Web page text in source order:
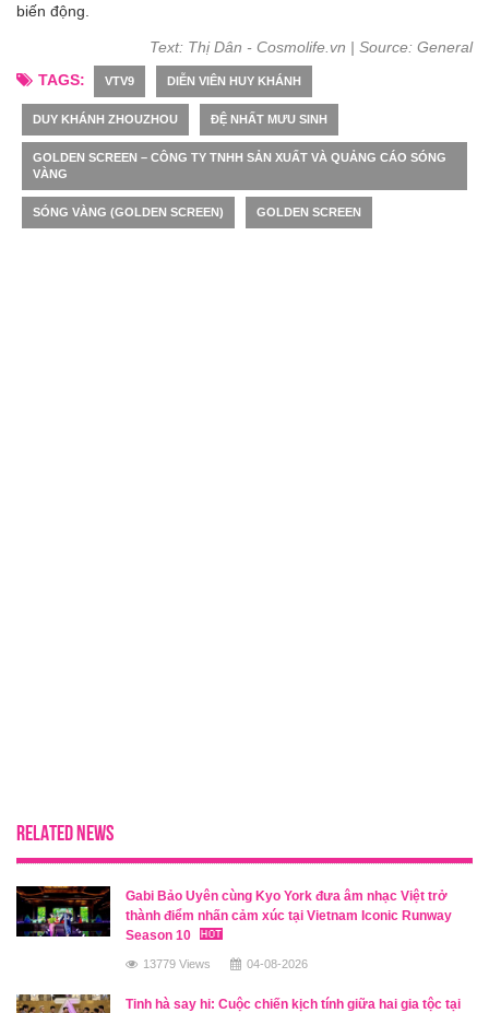
biến động.
Text: Thị Dân - Cosmolife.vn | Source: General
TAGS:
VTV9 DIỄN VIÊN HUY KHÁNH
DUY KHÁNH ZHOUZHOU ĐỆ NHẤT MƯU SINH
GOLDEN SCREEN – CÔNG TY TNHH SẢN XUẤT VÀ QUẢNG CÁO SÓNG
VÀNG
SÓNG VÀNG (GOLDEN SCREEN) GOLDEN SCREEN
RELATED NEWS
Gabi Bảo Uyên cùng Kyo York đưa âm nhạc Việt trở
thành điểm nhấn cảm xúc tại Vietnam Iconic Runway
Season 10
13779 Views 04-08-2026
Tinh hà say hi: Cuộc chiến kịch tính giữa hai gia tộc tại